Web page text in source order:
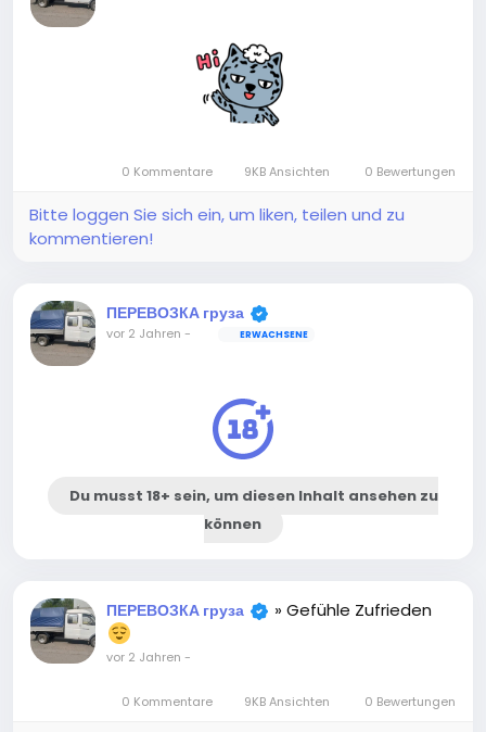
0 Kommentare 9KB Ansichten 0 Bewertungen
Bitte loggen Sie sich ein, um liken, teilen und zu
kommentieren!
ПЕРЕВОЗКА груза
vor 2 Jahren - ERWACHSENE
Du musst 18+ sein, um diesen Inhalt ansehen zu
können
ПЕРЕВОЗКА груза » Gefühle Zufrieden
vor 2 Jahren -
0 Kommentare 9KB Ansichten 0 Bewertungen